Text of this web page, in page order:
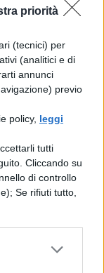
priorità
(tecnici) per
(analitici e di
annunci
previo
policy, leggi
tutti
Cliccando su
di controllo
Se rifiuti tutto,
con
della
le
con
futuri.